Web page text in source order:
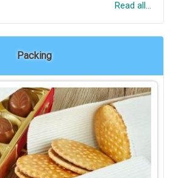
Read all...
Packing